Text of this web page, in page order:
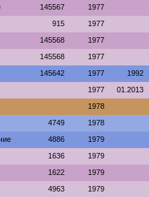
145567 1977
915 1977
145568 1977
145568 1977
145642 1977 1992
1977 01.2013
1978
4749 1978
4886 1979
1636 1979
1622 1979
4963 1979